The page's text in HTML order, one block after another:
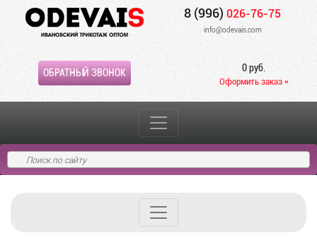
8 (996) 026-76-75
info@odevais.com
ОБРАТНЫЙ ЗВОНОК 0 руб.
Оформить заказ »